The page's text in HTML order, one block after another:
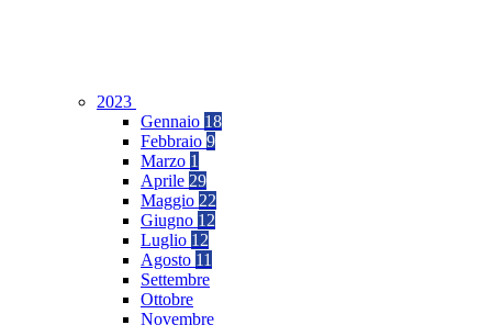
2023
Gennaio 18
Febbraio 9
Marzo 1
Aprile 29
Maggio 22
Giugno 12
Luglio 12
Agosto 11
Settembre
Ottobre
Novembre